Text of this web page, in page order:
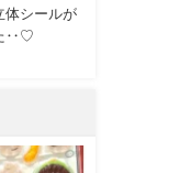
体シールが
‥♡